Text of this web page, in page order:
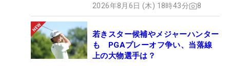
2026年8月6日 (木) 18時43分 8
若きスター候補やメジャーハンター
も PGAプレーオフ争い、当落線
上の大物選手は？